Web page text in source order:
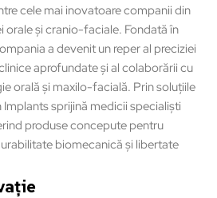
cele mai inovatoare companii din
și cranio-faciale. Fondată în
a devenit un reper al preciziei
aprofundate și al colaborării cu
orală și maxilo-facială. Prin soluțiile
sprijină medicii specialiști
produse concepute pentru
biomecanică și libertate